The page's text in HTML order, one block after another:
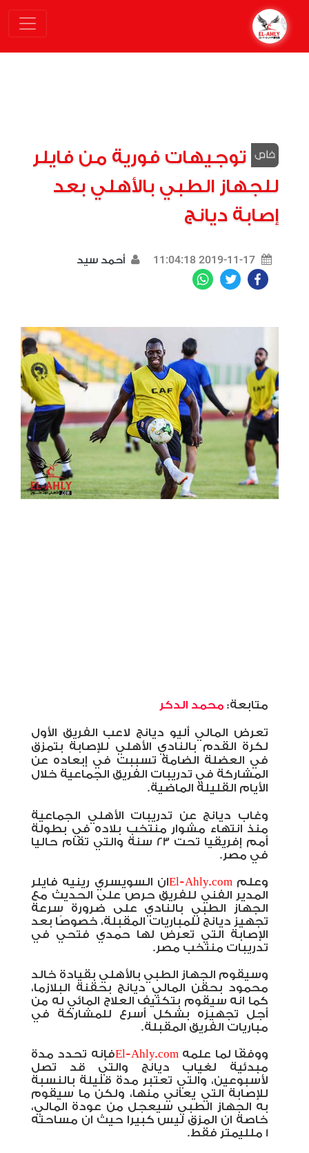
توجيهات فورية من فايلر
للجهاز الطبي بالأهلي بعد
إصابة ديانج
2019-11-17 11:04:18 أحمد سيد
Facebook
Twitter
متابعة: محمد الدكر
تعرض المالي أليو ديانج لاعب الفريق الأول
لكرة القدم بالنادي الأهلي للإصابة بتمزق
في العضلة الضامة تسببت في إبعاده عن
المشاركة في تدريبات الفريق الجماعية خلال
الأيام القليلة الماضية.
وغاب ديانج عن تدريبات الأهلي الجماعية
منذ
انتهاء مشوار منتخب بلاده في بطولة
أمم إفريقيا تحت 23 سنة والتي تقام حاليا
في مصر.
وعلمEl-Ahly.com ان السويسري رينيه فايلر
المدير الفني للفريق حرص على الحديث مع
الجهاز الطبي بالنادي على ضرورة سرعة
تجهيز ديانج للمباريات المقبلة، خصوصًا بعد
الإصابة التي تعرض لها حمدي فتحي في
تدريبات منتخب مصر.
وسيقوم الجهاز الطبي بالأهلي بقيادة خالد
محمود بحقن المالي ديانج بحقنة البلازما،
كما انه سيقوم بتكثيف العلاج المائي له من
أجل تجهيزه بشكل أسرع للمشاركة في
مباريات الفريق المقبلة.
ووفقًا لما علمهEl-Ahly.comفإنه تحدد مدة
مبدئية لغياب ديانج والتي قد تصل
لأسبوعين، والتي تعتبر مدة قليلة بالنسبة
للإصابة التي يعاني منها، ولكن ما سيقوم
به الجهاز الطبي سيعجل من عودة المالي،
خاصة ان المزق ليس كبيرا حيث ان مساحته
1 ملليمتر فقط.